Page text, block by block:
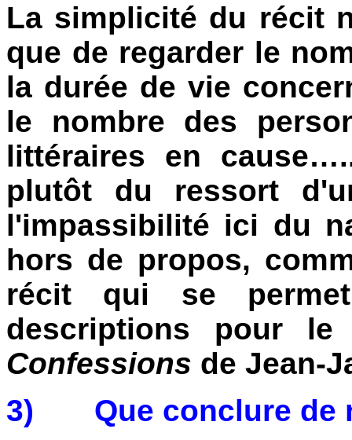
La simplicité du récit
que de regarder le
la durée de vie
le nombre des
littéraires en
plutôt du ressort
l'impassibilité ici du
hors de propos,
récit qui se
descriptions pour
Confessions de Jean-
3)
Que conclure